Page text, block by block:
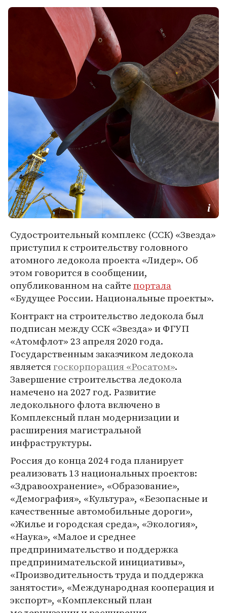
Судостроительный комплекс (ССК) «Звезда»
приступил к строительству головного
атомного ледокола проекта «Лидер». Об
этом говорится в сообщении,
опубликованном на сайтепортала
«Будущее России. Национальные проекты».
Контракт на строительство ледокола был
подписан между ССК «Звезда» и ФГУП
«Атомфлот» 23 апреля 2020 года.
Государственным заказчиком ледокола
являетсягоскорпорация «Росатом».
Завершение строительства ледокола
намечено на 2027 год. Развитие
ледокольного флота включено в
Комплексный план модернизации и
расширения магистральной
инфраструктуры.
Россия до конца 2024 года планирует
реализовать 13 национальных проектов:
«Здравоохранение», «Образование»,
«Демография», «Культура», «Безопасные и
качественные автомобильные дороги»,
«Жилье и городская среда», «Экология»,
«Наука», «Малое и среднее
предпринимательство и поддержка
предпринимательской инициативы»,
«Производительность труда и поддержка
занятости», «Международная кооперация и
экспорт», «Комплексный план